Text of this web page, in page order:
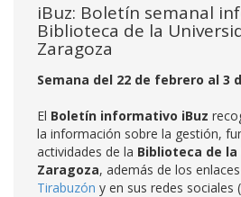
iBuz: Boletín semanal
Biblioteca de la
Zaragoza
Semana del 22 de febrero al 3
El Boletín informativo iBuz
la información sobre la gestión,
actividades de la Biblioteca de
Zaragoza, además de los
Tirabuzón y en sus redes sociales (